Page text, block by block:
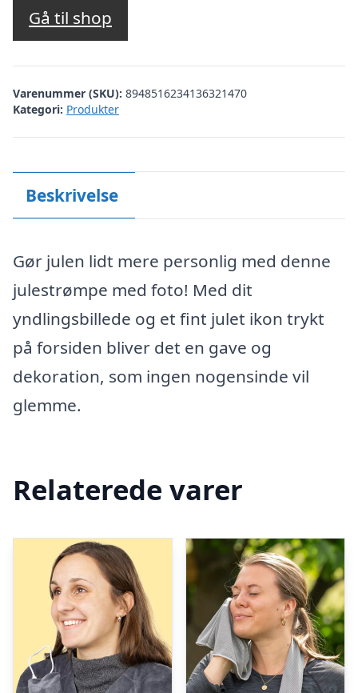
Gå til shop
Varenummer (SKU): 8948516234136321470
Kategori: Produkter
Beskrivelse
Gør julen lidt mere personlig med denne
julestrømpe med foto! Med dit
yndlingsbillede og et fint julet ikon trykt
på forsiden bliver det en gave og
dekoration, som ingen nogensinde vil
glemme.
Relaterede varer